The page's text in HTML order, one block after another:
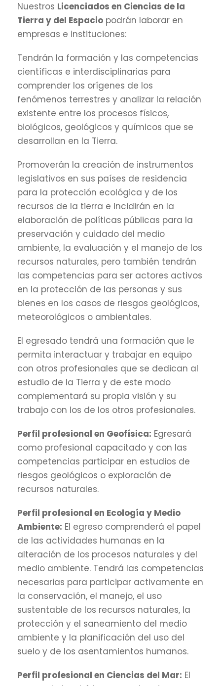
Nuestros Licenciados en Ciencias de la
Tierra y del Espacio podrán laborar en
empresas e instituciones:
Tendrán la formación y las competencias
científicas e interdisciplinarias para
comprender los orígenes de los
fenómenos terrestres y analizar la relación
existente entre los procesos físicos,
biológicos, geológicos y químicos que se
desarrollan en la Tierra.
Promoverán la creación de instrumentos
legislativos en sus países de residencia
para la protección ecológica y de los
recursos de la tierra e incidirán en la
elaboración de políticas públicas para la
preservación y cuidado del medio
ambiente, la evaluación y el manejo de los
recursos naturales, pero también tendrán
las competencias para ser actores activos
en la protección de las personas y sus
bienes en los casos de riesgos geológicos,
meteorológicos o ambientales.
El egresado tendrá una formación que le
permita interactuar y trabajar en equipo
con otros profesionales que se dedican al
estudio de la Tierra y de este modo
complementará su propia visión y su
trabajo con los de los otros profesionales.
Perfil profesional en Geofísica: Egresará
como profesional capacitado y con las
competencias participar en estudios de
riesgos geológicos o exploración de
recursos naturales.
Perfil profesional en Ecología y Medio
Ambiente: El egreso comprenderá el papel
de las actividades humanas en la
alteración de los procesos naturales y del
medio ambiente. Tendrá las competencias
necesarias para participar activamente en
la conservación, el manejo, el uso
sustentable de los recursos naturales, la
protección y el saneamiento del medio
ambiente y la planificación del uso del
suelo y de los asentamientos humanos.
Perfil profesional en Ciencias del Mar: El